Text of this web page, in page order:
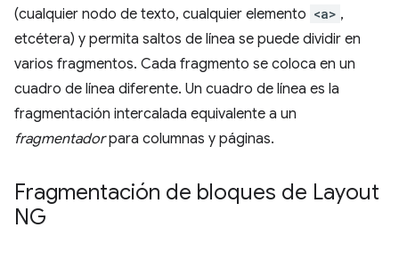
(cualquier nodo de texto, cualquier elemento <a> ,
etcétera) y permita saltos de línea se puede dividir en
varios fragmentos. Cada fragmento se coloca en un
cuadro de línea diferente. Un cuadro de línea es la
fragmentación intercalada equivalente a un
fragmentadorpara columnas y páginas.
Fragmentación de bloques de Layout
NG